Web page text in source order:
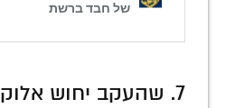
7. שהעקב יחוש אלוקות